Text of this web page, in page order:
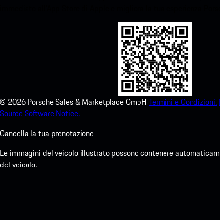
© 2026 Porsche Sales & Marketplace GmbH Termini e Condizioni.
Source Software Notice.
Cancella la tua prenotazione
Le immagini del veicolo illustrato possono contenere
del veicolo.